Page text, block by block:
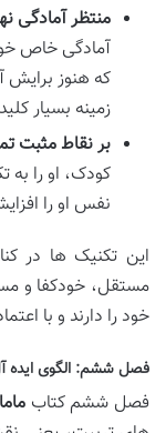
منتظر آمادگی
آمادگی خاص
که هنوز برایش
زمینه بسیار
بر نقاط مثبت
کودک، او را به
نفس او را
این تکنیک ها در
مستقل، خودکفا و
خود را دارند و با
فصل ششم: الگوی ایده
فصل ششم کتاب